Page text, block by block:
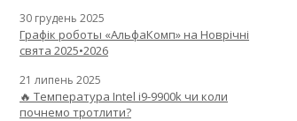
30 грудень 2025
Графік роботы «АльфаКомп» на Новрічні
свята 2025•2026
21 липень 2025
🔥 Температура Intel i9-9900k чи коли
почнемо тротлити?